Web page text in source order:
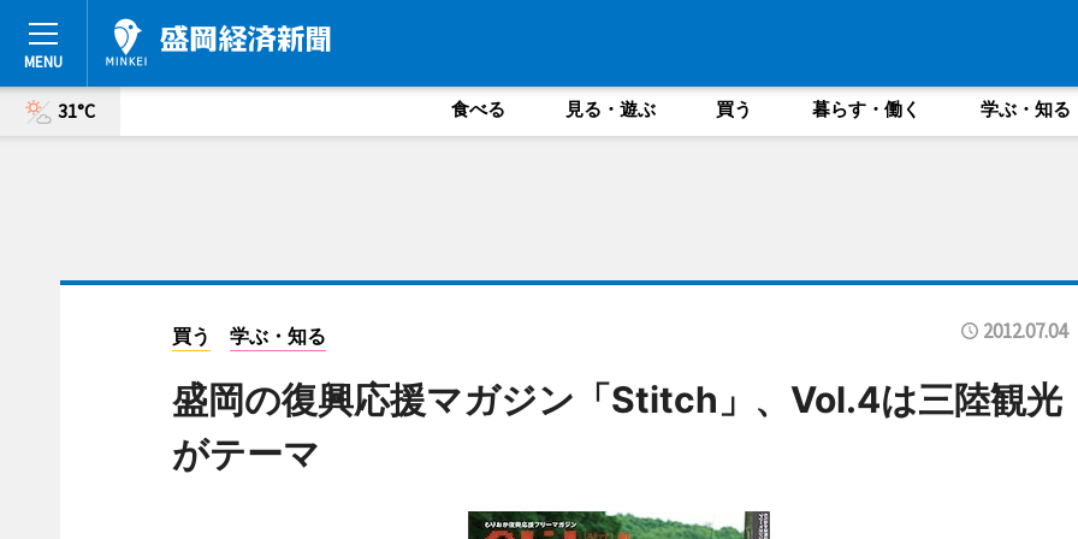
31°C 食べる 見る・遊ぶ 買う 暮らす・働く 学ぶ・知る
買う 学ぶ・知る 2012.07.04
盛岡の復興応援マガジン「Stitch」、Vol.4は三陸観光
がテーマ